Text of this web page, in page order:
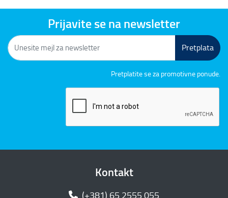
Prijavite se na newsletter
Pretplata
Pretplatite se za promotivne ponude.
Kontakt
(+381) 65 2555 055